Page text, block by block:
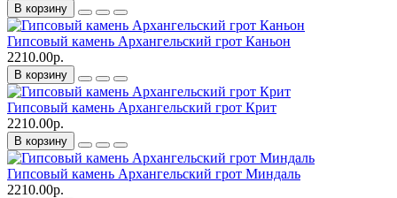
В корзину
Гипсовый камень Архангельский грот Каньон
2210.00р.
В корзину
Гипсовый камень Архангельский грот Крит
2210.00р.
В корзину
Гипсовый камень Архангельский грот Миндаль
2210.00р.